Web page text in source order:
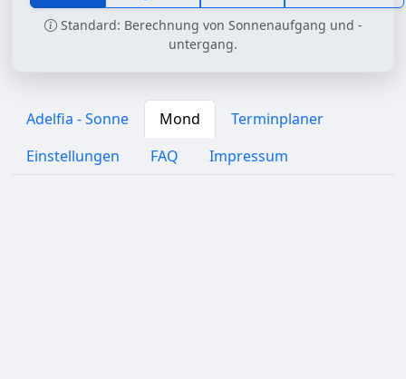
Standard: Berechnung von Sonnenaufgang und -
untergang.
Adelfia - Sonne Mond
Terminplaner
Einstellungen
FAQ Impressum